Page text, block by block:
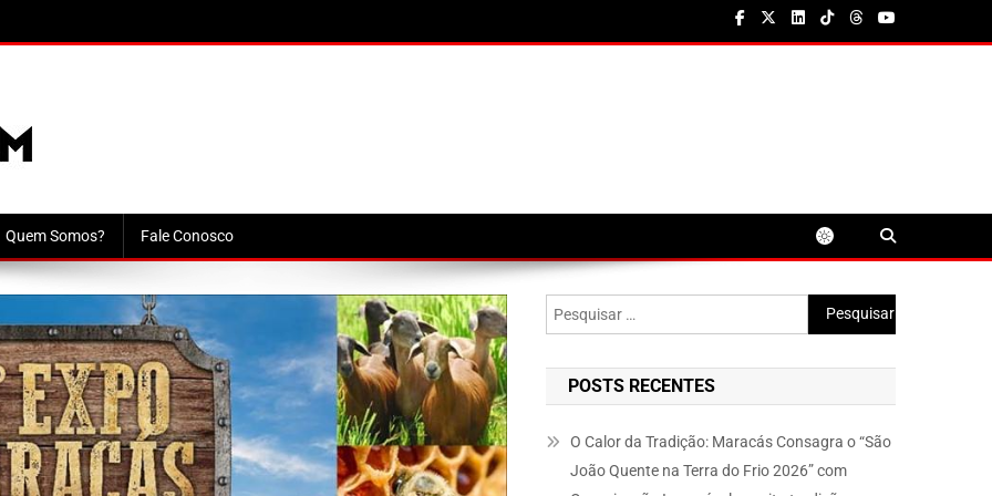
Quem Somos? Fale Conosco
Pesquisar
por:
POSTS RECENTES
O Calor da Tradição: Maracás Consagra o “São
João Quente na Terra do Frio 2026” com